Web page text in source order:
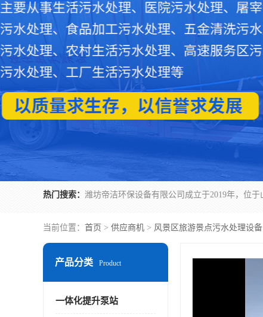
热门搜索：
当前位置： 首页 > 供应商机 > 风景区旅游景点污水处理设备
产品分类 Product
一体化提升泵站